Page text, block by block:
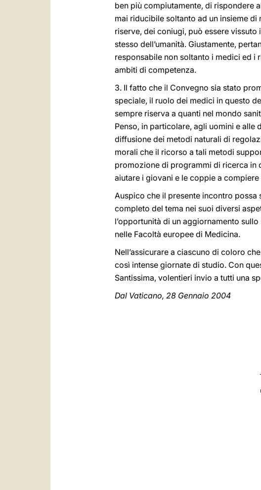
ben più compiutamente, di rispondere
mai riducibile soltanto ad un insieme
riserve, dei coniugi, può essere vissuto
stesso dell’umanità. Giustamente,
responsabile non soltanto i medici ed
ambiti di competenza.
3. Il fatto che il Convegno sia stato
speciale, il ruolo dei medici in questo
sempre riserva a quanti nel mondo
Penso, in particolare, agli uomini e alle
diffusione dei metodi naturali di
morali che il ricorso a tali metodi
promozione di programmi di ricerca in
aiutare i giovani e le coppie a
Auspico che il presente incontro
completo del tema nei suoi diversi
l’opportunità di un aggiornamento
nelle Facoltà europee di Medicina.
Nell’assicurare a ciascuno di coloro
così intense giornate di studio. Con
Santissima, volentieri invio a tutti una
Dal Vaticano, 28 Gennaio 2004